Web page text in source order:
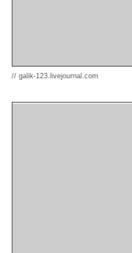
// galik-123.livejournal.com